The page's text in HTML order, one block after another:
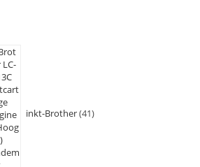
inkt-Brother 41